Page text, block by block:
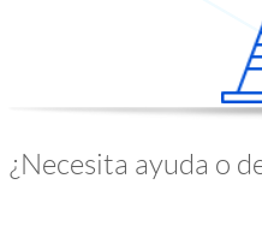
¿Necesita ayuda o